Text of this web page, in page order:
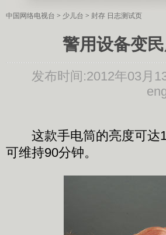
中国网络电视台 > 少儿台 > 封存 日志测试页
警用设备变
发布时间:2012年03月
这款手电筒的亮度可达
可维持90分钟。